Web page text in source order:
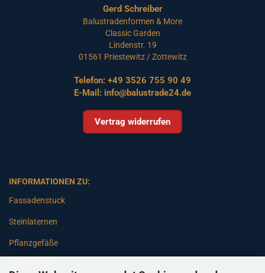
Gerd Schreiber
Balustradenformen & More
Classic Garden
Lindenstr. 19
01561 Priestewitz / Zottewitz
Telefon: +49 3526 755 90 49
E-Mail: info@balustrade24.de
Vertrag widerrufen
INFORMATIONEN ZU:
Fassadenstuck
Steinlaternen
Pflanzgefäße